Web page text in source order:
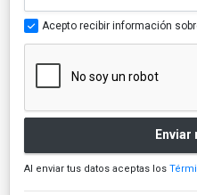
Acepto recibir información
Enviar
Al enviar tus datos aceptas los